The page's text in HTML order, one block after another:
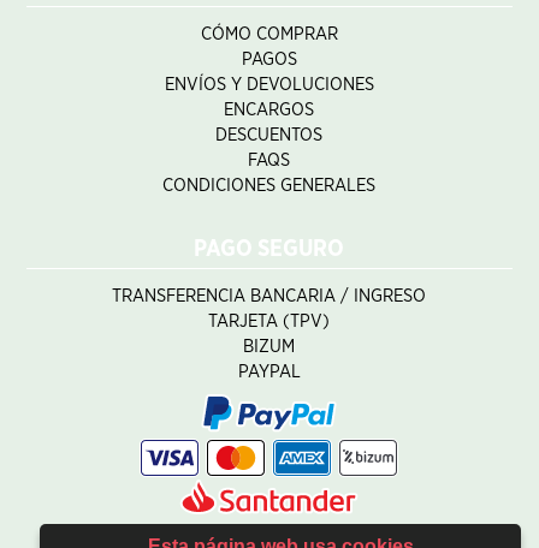
CÓMO COMPRAR
PAGOS
ENVÍOS Y DEVOLUCIONES
ENCARGOS
DESCUENTOS
FAQS
CONDICIONES GENERALES
PAGO SEGURO
TRANSFERENCIA BANCARIA / INGRESO
TARJETA (TPV)
BIZUM
PAYPAL